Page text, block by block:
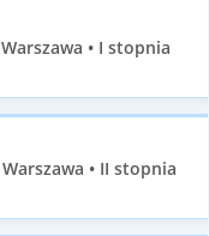
• I stopnia
• II stopnia